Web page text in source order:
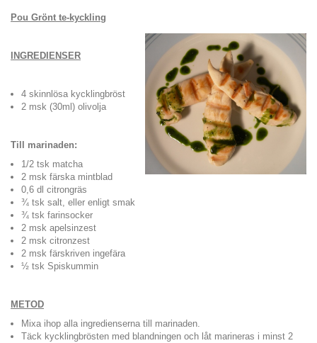
Pou Grönt te-kyckling
INGREDIENSER
4 skinnlösa kycklingbröst
2 msk (30ml) olivolja
Till marinaden:
1/2 tsk matcha
2 msk färska mintblad
0,6 dl citrongräs
¾ tsk salt, eller enligt smak
¾ tsk farinsocker
2 msk apelsinzest
2 msk citronzest
2 msk färskriven ingefära
½ tsk Spiskummin
METOD
Mixa ihop alla ingredienserna till marinaden.
Täck kycklingbrösten med blandningen och låt marineras i minst 2